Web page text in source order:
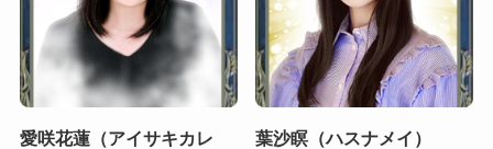
愛咲花蓮（アイサキカレ
葉沙瞑（ハスナメイ）